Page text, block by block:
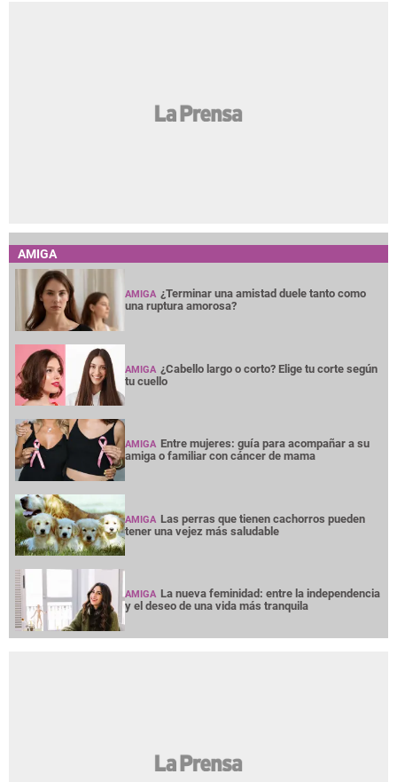
AMIGA
AMIGA ¿Terminar una amistad duele tanto como
una ruptura amorosa?
AMIGA ¿Cabello largo o corto? Elige tu corte según
tu cuello
AMIGA Entre mujeres: guía para acompañar a su
amiga o familiar con cáncer de mama
AMIGA Las perras que tienen cachorros pueden
tener una vejez más saludable
AMIGA La nueva feminidad: entre la independencia
y el deseo de una vida más tranquila